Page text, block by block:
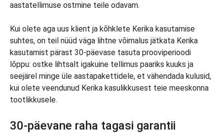
aastatellimuse ostmine teile odavam.
Kui olete aga uus klient ja kõhklete Kerika kasutamise
suhtes, on teil nüüd väga lihtne võimalus jätkata Kerika
kasutamist pärast 30-päevase tasuta prooviperioodi
lõppu: ostke lihtsalt igakuine tellimus paariks kuuks ja
seejärel minge üle aastapakettidele, et vähendada kulusid,
kui olete veendunud Kerika kasulikkusest teie meeskonna
tootlikkusele.
30-päevane raha tagasi garantii